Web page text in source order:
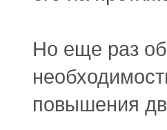
Но еще раз
повышения